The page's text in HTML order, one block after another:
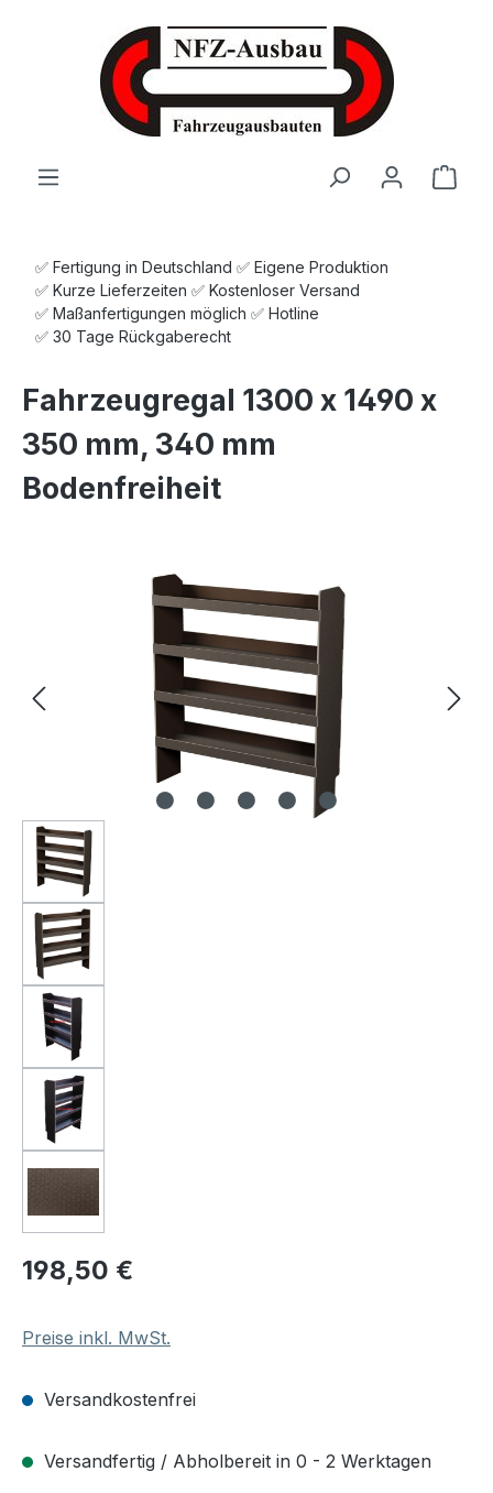
Zum Hauptinhalt springen
✅ Fertigung in Deutschland ✅ Eigene Produktion
✅ Kurze Lieferzeiten ✅ Kostenloser Versand
✅ Maßanfertigungen möglich ✅ Hotline
✅ 30 Tage Rückgaberecht
Fahrzeugregal 1300 x 1490 x
350 mm, 340 mm
Bodenfreiheit
Bildergalerie überspringen
Regulärer Preis:
198,50 €
Preise inkl. MwSt.
Versandkostenfrei
Versandfertig / Abholbereit in 0 - 2 Werktagen